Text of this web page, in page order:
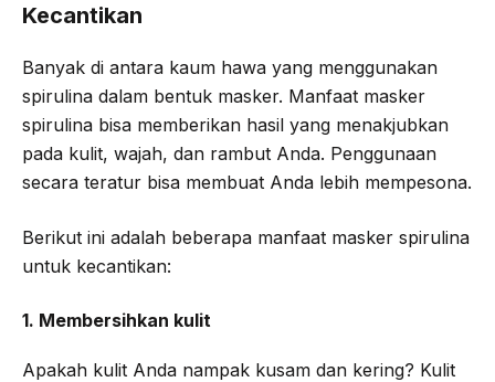
Kecantikan
Banyak di antara kaum hawa yang menggunakan
spirulina dalam bentuk masker. Manfaat masker
spirulina bisa memberikan hasil yang menakjubkan
pada kulit, wajah, dan rambut Anda. Penggunaan
secara teratur bisa membuat Anda lebih mempesona.
Berikut ini adalah beberapa manfaat masker spirulina
untuk kecantikan:
1. Membersihkan kulit
Apakah kulit Anda nampak kusam dan kering? Kulit